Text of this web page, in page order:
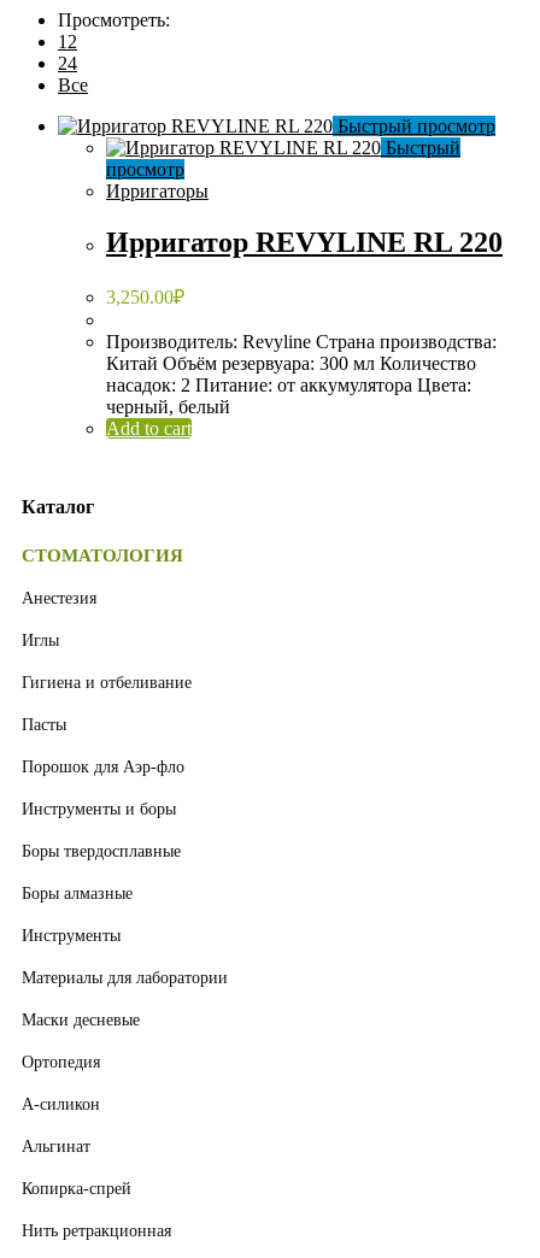
Просмотреть:
12
24
Все
Быстрый просмотр
Быстрый
просмотр
Ирригаторы
Ирригатор REVYLINE RL 220
3,250.00₽
Производитель: Revyline Страна производства:
Китай Объём резервуара: 300 мл Количество
насадок: 2 Питание: от аккумулятора Цвета:
черный, белый
Add to cart
Каталог
СТОМАТОЛОГИЯ
Анестезия
Иглы
Гигиена и отбеливание
Пасты
Порошок для Аэр-фло
Инструменты и боры
Боры твердосплавные
Боры алмазные
Инструменты
Материалы для лаборатории
Маски десневые
Ортопедия
А-силикон
Альгинат
Копирка-спрей
Нить ретракционная